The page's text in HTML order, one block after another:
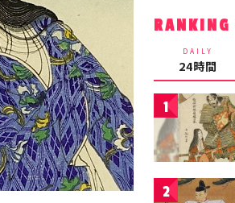
RANKING
DAILY
24時間
1
2